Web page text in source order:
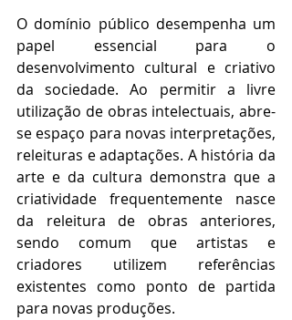
O domínio público desempenha um
papel essencial para o
desenvolvimento cultural e criativo
da sociedade. Ao permitir a livre
utilização de obras intelectuais, abre-
se espaço para novas interpretações,
releituras e adaptações. A história da
arte e da cultura demonstra que a
criatividade frequentemente nasce
da releitura de obras anteriores,
sendo comum que artistas e
criadores utilizem referências
existentes como ponto de partida
para novas produções.